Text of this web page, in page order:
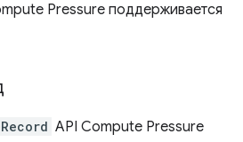
Pressure поддерживается
API Compute Pressure